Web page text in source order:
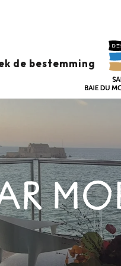
de bestemming